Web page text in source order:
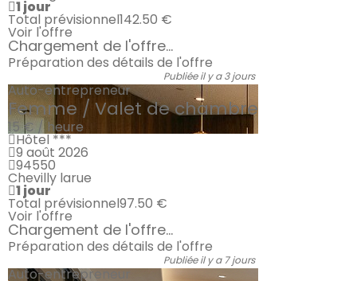
1 jour
Total prévisionnel142.50 €
Voir l'offre
Chargement de l'offre...
Préparation des détails de l'offre
Publiée il y a 3 jours
Auto-entrepreneur
Femme / Valet de chambre
15 € / heure
Hôtel ***
9 août 2026
94550
Chevilly larue
1 jour
Total prévisionnel97.50 €
Voir l'offre
Chargement de l'offre...
Préparation des détails de l'offre
Publiée il y a 7 jours
Auto-entrepreneur